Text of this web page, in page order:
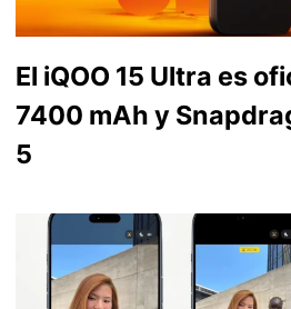
El iQOO 15 Ultra es
7400 mAh y
5